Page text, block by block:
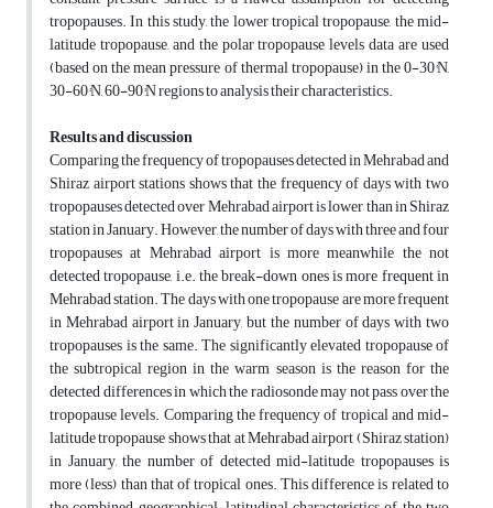
tropopauses. In this study, the lower tropical tropopause, the mid-
latitude tropopause, and the polar tropopause levels data are used
(based on the mean pressure of thermal tropopause) in the 0-30°N,
30-60°N, 60-90°N regions to analysis their characteristics.
Results and discussion
Comparing the frequency of tropopauses detected in Mehrabad and
Shiraz airport stations shows that the frequency of days with two
tropopauses detected over Mehrabad airport is lower than in Shiraz
station in January. However, the number of days with three and four
tropopauses at Mehrabad airport is more meanwhile the not
detected tropopause, i.e. the break-down ones is more frequent in
Mehrabad station. The days with one tropopause are more frequent
in Mehrabad airport in January, but the number of days with two
tropopauses is the same. The significantly elevated tropopause of
the subtropical region in the warm season is the reason for the
detected differences in which the radiosonde may not pass over the
tropopause levels. Comparing the frequency of tropical and mid-
latitude tropopause shows that at Mehrabad airport (Shiraz station)
in January, the number of detected mid-latitude tropopauses is
more (less) than that of tropical ones. This difference is related to